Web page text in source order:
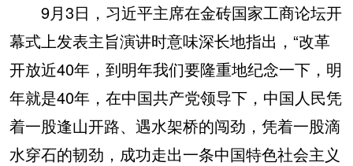
9月3日，习近平主席在金砖国家工商论坛开
幕式上发表主旨演讲时意味深长地指出，“改革
开放近40年，到明年我们要隆重地纪念一下，明
年就是40年，在中国共产党领导下，中国人民凭
着一股逢山开路、遇水架桥的闯劲，凭着一股滴
水穿石的韧劲，成功走出一条中国特色社会主义